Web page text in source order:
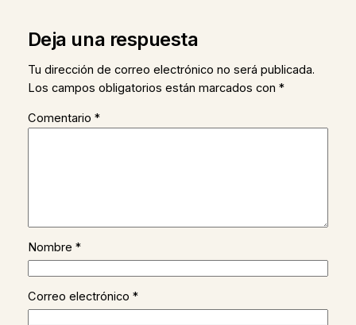
Deja una respuesta
Tu dirección de correo electrónico no será publicada.
Los campos obligatorios están marcados con *
Comentario *
Nombre *
Correo electrónico *